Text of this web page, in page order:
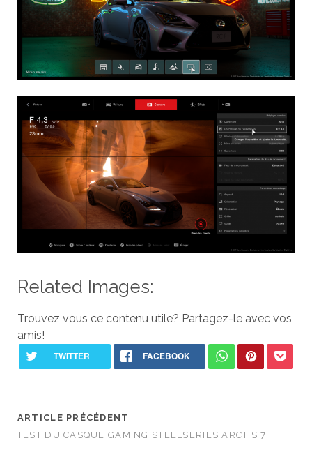
Related Images:
Trouvez vous ce contenu utile? Partagez-le avec vos
amis!
ARTICLE PRÉCÉDENT
TEST DU CASQUE GAMING STEELSERIES ARCTIS 7